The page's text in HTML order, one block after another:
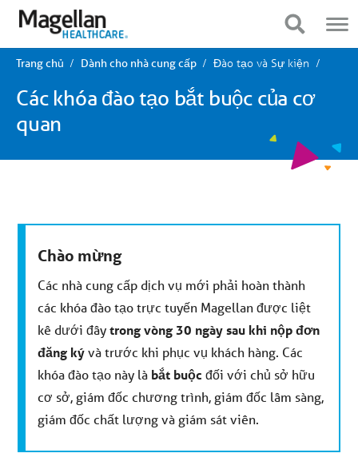
đang
chính.
Nhấp
qua
nội
dung
hướng
Trang chủ Dành cho nhà cung cấp Đào tạo và Sự kiện
Các khóa đào tạo bắt buộc của cơ
quan
Chào mừng
Các nhà cung cấp dịch vụ mới phải hoàn thành
các khóa đào tạo trực tuyến Magellan được liệt
kê dưới đâytrong vòng 30 ngày sau khi nộp đơn
đăng kývà trước khi phục vụ khách hàng. Các
khóa đào tạo này là bắt buộc đối với chủ sở hữu
cơ sở, giám đốc chương trình, giám đốc lâm sàng,
giám đốc chất lượng và giám sát viên.